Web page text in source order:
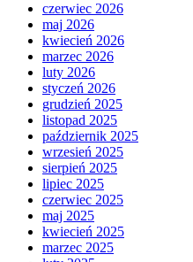
czerwiec 2026
maj 2026
kwiecień 2026
marzec 2026
luty 2026
styczeń 2026
grudzień 2025
listopad 2025
październik 2025
wrzesień 2025
sierpień 2025
lipiec 2025
czerwiec 2025
maj 2025
kwiecień 2025
marzec 2025